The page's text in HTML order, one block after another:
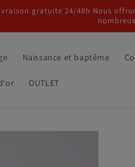
gratuite 24/48h Nous
Naissance et baptême
OUTLET